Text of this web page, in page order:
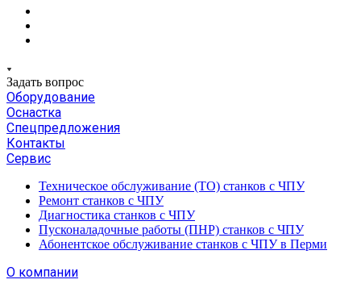
Задать вопрос
Оборудование
Оснастка
Спецпредложения
Контакты
Сервис
Техническое обслуживание (ТО) станков с ЧПУ
Ремонт станков с ЧПУ
Диагностика станков с ЧПУ
Пусконаладочные работы (ПНР) станков с ЧПУ
Абонентское обслуживание станков с ЧПУ в Перми
О компании